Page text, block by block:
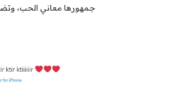
جمهورها معاني الحب،